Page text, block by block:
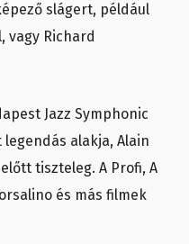
slágert, például
vagy Richard
Jazz Symphonic
alakja, Alain
tiszteleg. A Profi, A
és más filmek